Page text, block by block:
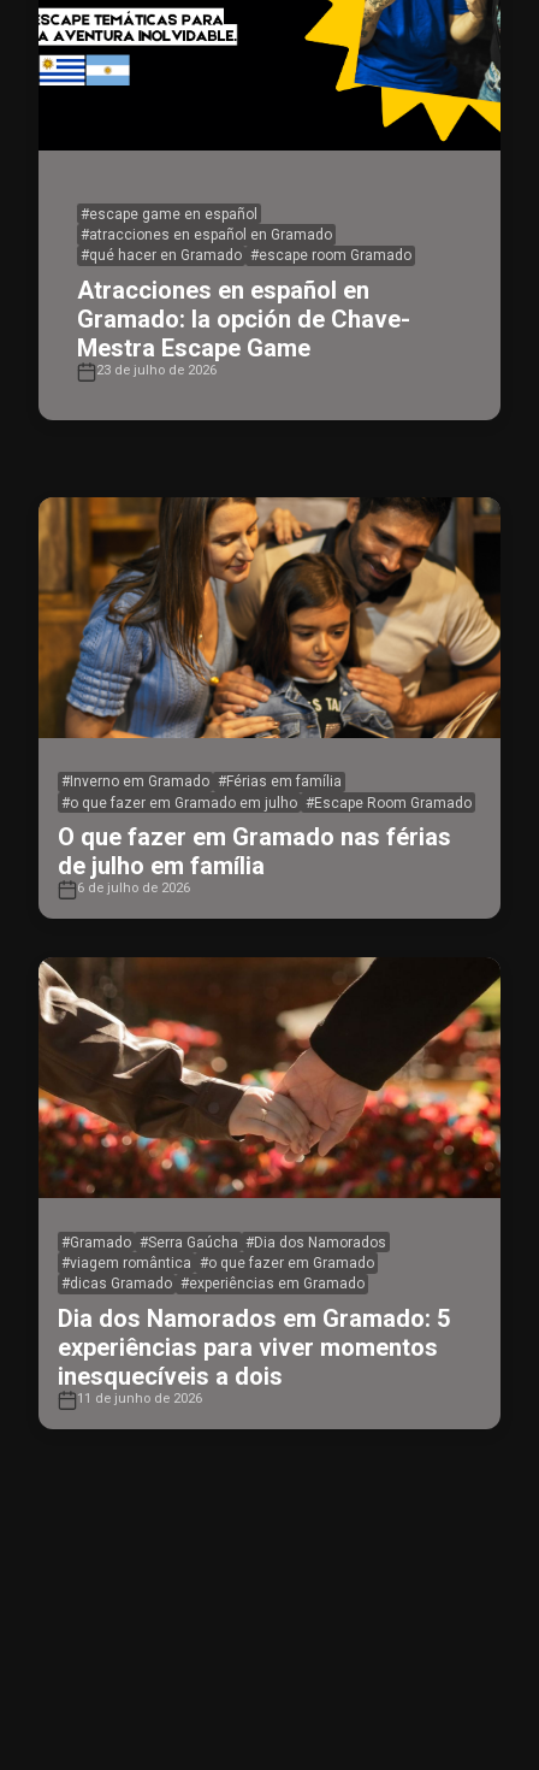
#escape game en español
#atracciones en español en Gramado
#qué hacer en Gramado #escape room Gramado
Atracciones en español en
Gramado: la opción de Chave-
Mestra Escape Game
23 de julho de 2026
#Inverno em Gramado #Férias em família
#o que fazer em Gramado em julho #Escape Room Gramado
O que fazer em Gramado nas férias
de julho em família
6 de julho de 2026
#Gramado #Serra Gaúcha #Dia dos Namorados
#viagem romântica #o que fazer em Gramado
#dicas Gramado #experiências em Gramado
Dia dos Namorados em Gramado: 5
experiências para viver momentos
inesquecíveis a dois
11 de junho de 2026